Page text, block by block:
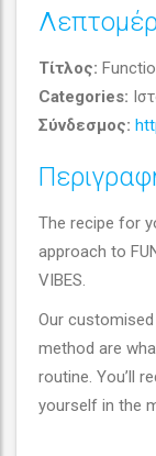
(
Τίτλος:
Categories:
Σύνδεσμος:
The recipe for
approach to
VIBES.
Our
method are
routine. You’ll
yourself in the